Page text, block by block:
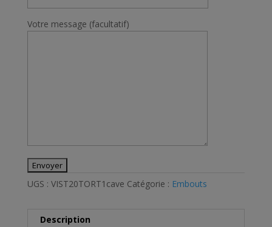
Votre message (facultatif)
UGS : VIST20TORT1cave Catégorie : Embouts
Description